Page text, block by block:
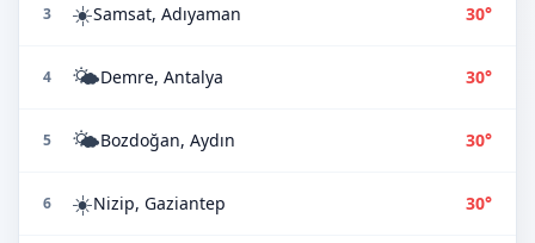
3 ☀️Samsat, Adıyaman 30°
4 🌤️Demre, Antalya 30°
5 🌤️Bozdoğan, Aydın 30°
6 ☀️Nizip, Gaziantep 30°